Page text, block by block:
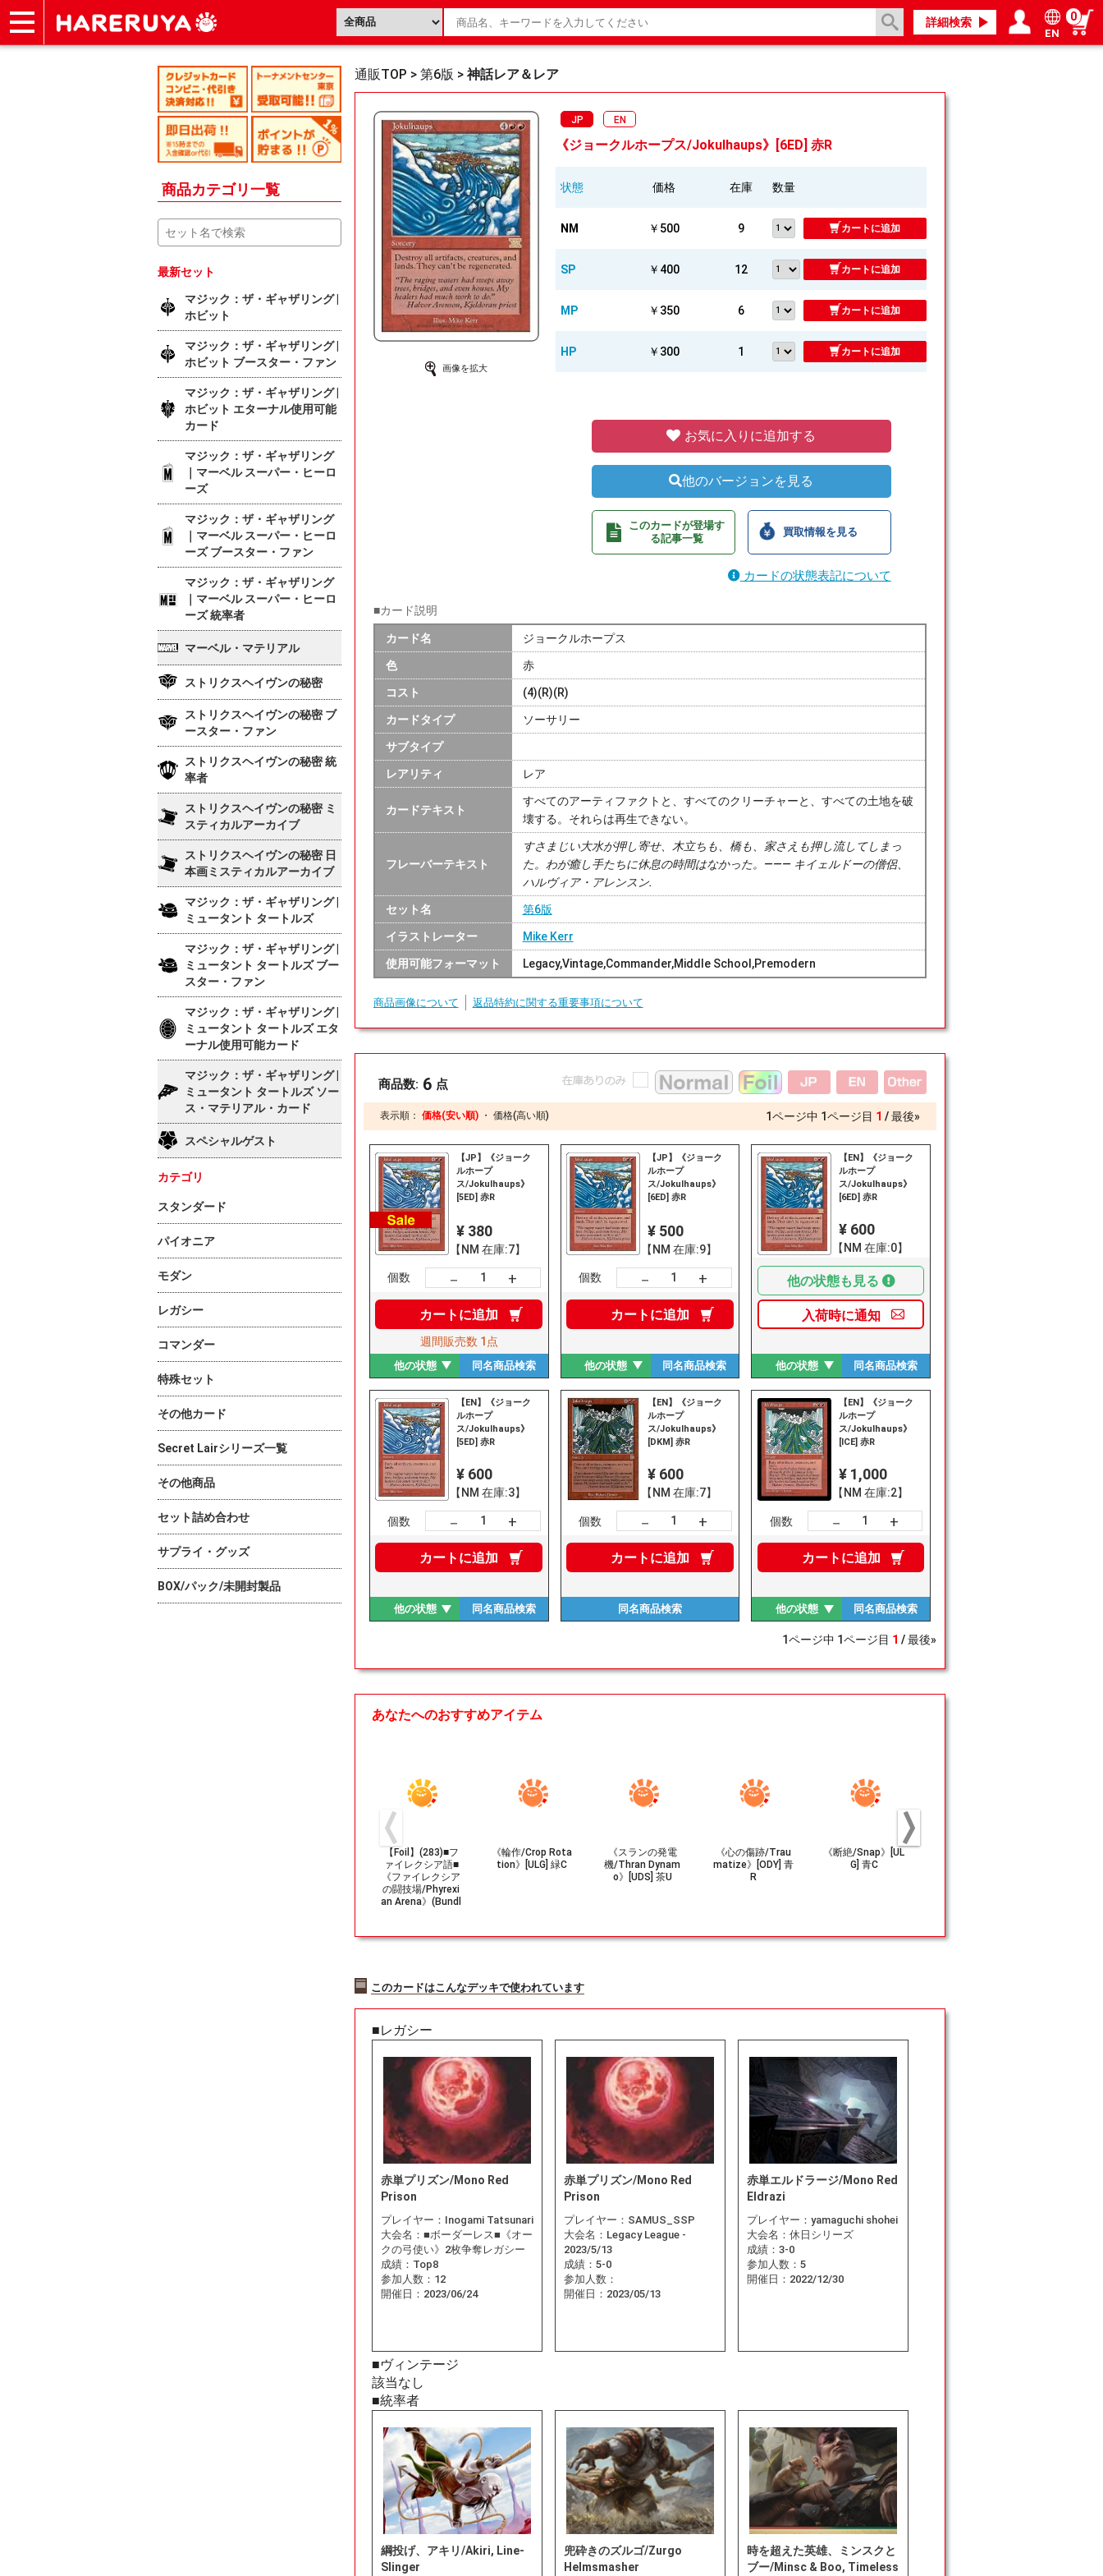
詳細検索
EN
0
商品カテゴリ一覧
通販TOP > 第6版 > 神話レア＆レア
画像を拡大
JP EN
《ジョークルホープス/Jokulhaups》[6ED] 赤R
状態 価格 在庫 数量
NM ￥500 9 カートに追加
SP ￥400 12 カートに追加
MP ￥350 6 カートに追加
HP ￥300 1 カートに追加
お気に入りに追加する
他のバージョンを見る
このカードが登場す
る記事一覧
買取情報を見る
カードの状態表記について
■カード説明
カード名 ジョークルホープス
色 赤
コスト (4)(R)(R)
カードタイプ ソーサリー
サブタイプ
レアリティ レア
カードテキスト
すべてのアーティファクトと、すべてのクリーチャーと、すべての土地を破
壊する。それらは再生できない。
フレーバーテキスト
すさまじい大水が押し寄せ、木立ちも、橋も、家さえも押し流してしまっ
た。わが癒し手たちに休息の時間はなかった。――― キイェルドーの僧侶、
ハルヴィア・アレンスン.
セット名 第6版
イラストレーター Mike Kerr
使用可能フォーマット Legacy,Vintage,Commander,Middle School,Premodern
商品画像について 返品特約に関する重要事項について
商品数: 6 点
表示順： 価格(安い順) ・ 価格(高い順) 1ページ中 1ページ目 1 最後»
【JP】《ジョーク
ルホープ
ス/Jokulhaups》
[5ED] 赤R
¥ 380
【NM 在庫:7】
個数 － +
カートに追加
週間販売数 1点
同名商品検索
他の状態
【JP】《ジョーク
ルホープ
ス/Jokulhaups》
[6ED] 赤R
¥ 500
【NM 在庫:9】
個数 － +
カートに追加
同名商品検索
他の状態
【EN】《ジョーク
ルホープ
ス/Jokulhaups》
[6ED] 赤R
¥ 600
【NM 在庫:0】
他の状態も見る
入荷時に通知
同名商品検索
他の状態
【EN】《ジョーク
ルホープ
ス/Jokulhaups》
[5ED] 赤R
¥ 600
【NM 在庫:3】
個数 － +
カートに追加
同名商品検索
他の状態
【EN】《ジョーク
ルホープ
ス/Jokulhaups》
[DKM] 赤R
¥ 600
【NM 在庫:7】
個数 － +
カートに追加
同名商品検索
【EN】《ジョーク
ルホープ
ス/Jokulhaups》
[ICE] 赤R
¥ 1,000
【NM 在庫:2】
個数 － +
カートに追加
同名商品検索
他の状態
1ページ中 1ページ目 1 最後»
あなたへのおすすめアイテム
【Foil】(283)■フ
ァイレクシア語■
《ファイレクシア
の闘技場/Phyrexi
an Arena》(Bundl
《輪作/Crop Rota
tion》[ULG] 緑C
《スランの発電
機/Thran Dynam
o》[UDS] 茶U
《心の傷跡/Trau
matize》[ODY] 青
R
《断絶/Snap》[UL
G] 青C
このカードはこんなデッキで使われています
■レガシー
赤単プリズン/Mono Red
Prison
プレイヤー： Inogami Tatsunari
大会名： ■ボーダーレス■《オー
クの弓使い》2枚争奪レガシー
成績： Top8
参加人数： 12
開催日： 2023/06/24
赤単プリズン/Mono Red
Prison
プレイヤー： SAMUS_SSP
大会名： Legacy League -
2023/5/13
成績： 5-0
参加人数：
開催日： 2023/05/13
赤単エルドラージ/Mono Red
Eldrazi
プレイヤー： yamaguchi shohei
大会名： 休日シリーズ
成績： 3-0
参加人数： 5
開催日： 2022/12/30
■ヴィンテージ
該当なし
■統率者
綱投げ、アキリ/Akiri, Line-
Slinger
兜砕きのズルゴ/Zurgo
Helmsmasher
時を超えた英雄、ミンスクと
ブー/Minsc & Boo, Timeless